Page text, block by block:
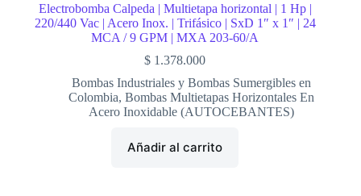
Electrobomba Calpeda | Multietapa horizontal | 1 Hp |
220/440 Vac | Acero Inox. | Trifásico | SxD 1″ x 1″ | 24
MCA / 9 GPM | MXA 203-60/A
$ 1.378.000
Bombas Industriales y Bombas Sumergibles en
Colombia, Bombas Multietapas Horizontales En
Acero Inoxidable (AUTOCEBANTES)
Añadir al carrito